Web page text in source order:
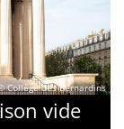
Collège des Bernardins
vide